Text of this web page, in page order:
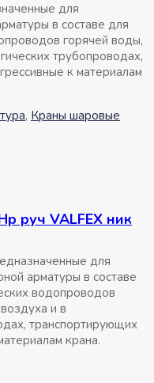
для
в составе для
горячей воды,
трубопроводах,
к материалам
, Краны шаровые
руч VALFEX ник
для
арматуры в составе
водопроводов
и в
транспортирующих
крана.